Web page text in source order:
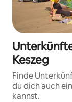
Keszeg
Finde
du dich auch
kannst.